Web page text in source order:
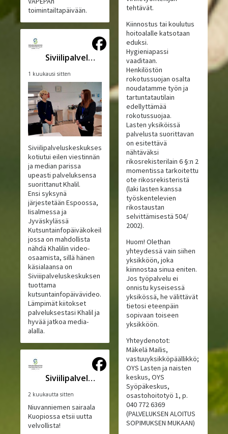
toimintailtapäivään.
Siviilipalveluskeskus
1 kuukausi sitten
Siviilipalveluskeskuksesta
kotiutui eilen viestinnän
ja median parissa
upeasti palveluksensa
suorittanut Khalil.
Ensi syksynä
järjestetään Espoossa,
Iisalmessa ja
Jyväskylässä
Kutsuntainfopäiväkokeilu,
jossa on mahdollista
nähdä Khalilin video-
osaamista, sillä hänen
käsialaansa on
Siviiipalveluskeskuksen
tuottama
kutsuntainfopäivävideo.
Lämpimät kiitokset
palveluksestasi Khalil ja
hyvää jatkoa media-
alalla.
Siviilipalveluskeskus
2 kuukautta sitten
Niuvanniemen sairaala
Kuopiossa etsii uutta
velvollista!
tehtävät.
Kiinnostus tai koulutus
hoitoalalle katsotaan
eduksi.
Hygieniapassi
vaaditaan.
Henkilöstön
rokotussuojan osalta
noudatamme työn ja
tartuntatautilain
edellyttämää
rokotussuojaa.
Lasten yksiköissä
palvelusta suorittavan
on esitettävä
nähtäväksi
rikosrekisterilain 6 §:n 2
momentissa tarkoitettu
ote rikosrekisteristä
(laki lasten kanssa
työskentelevien
rikostaustan
selvittämisestä 504/
2002).
Huom! Olethan
yhteydessä vain siihen
yksikköön, joka
kiinnostaa sinua eniten.
Jos työpalvelu ei
onnistu kyseisessä
yksikössä, he välittävät
tietosi eteenpäin
sopivaan toiseen
yksikköön.
Yhteydenotot:
Mäkelä Mailis,
vastuuyksikköpäällikkö;
OYS Lasten ja naisten
keskus, OYS
Syöpäkeskus,
osastohoitotyö 1, p.
040 772 6369
(PALVELUKSEN ALOITUS
SOPIMUKSEN MUKAAN)